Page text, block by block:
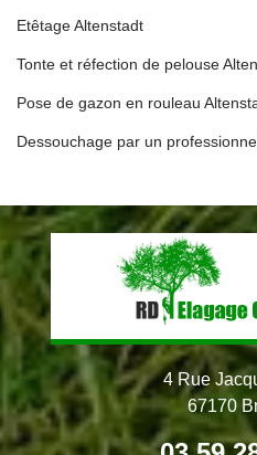
Etêtage Altenstadt
Tonte et réfection de pelouse
Pose de gazon en rouleau
Dessouchage par un
4 Rue
67170